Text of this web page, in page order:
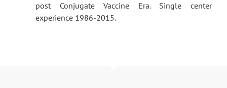
post Conjugate Vaccine Era. Single center
experience 1986-2015.